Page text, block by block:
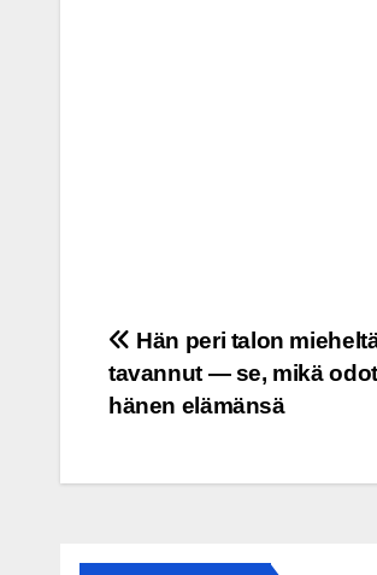
Post
navigation
Hän peri talon
tavannut — se, mikä
hänen elämänsä